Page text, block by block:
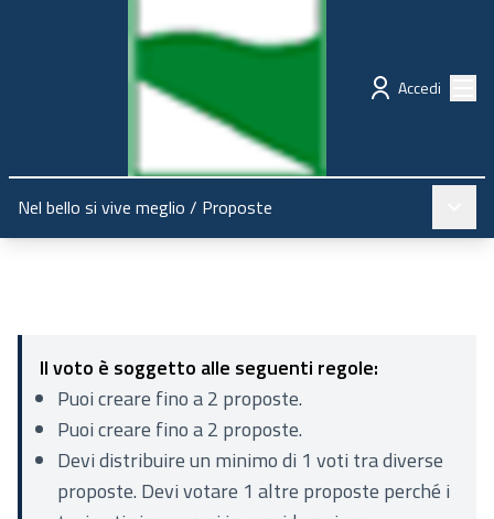
Regione Emilia-Romagna Partecipazione
Accedi
Nel bello si vive meglio / Proposte
Il voto è soggetto alle seguenti regole:
Puoi creare fino a 2 proposte.
Puoi creare fino a 2 proposte.
Devi distribuire un minimo di 1 voti tra diverse
proposte. Devi votare 1 altre proposte perché i